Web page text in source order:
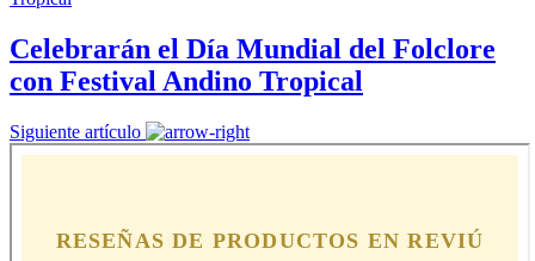
Celebrarán el Día Mundial del Folclore
con Festival Andino Tropical
Siguiente artículo